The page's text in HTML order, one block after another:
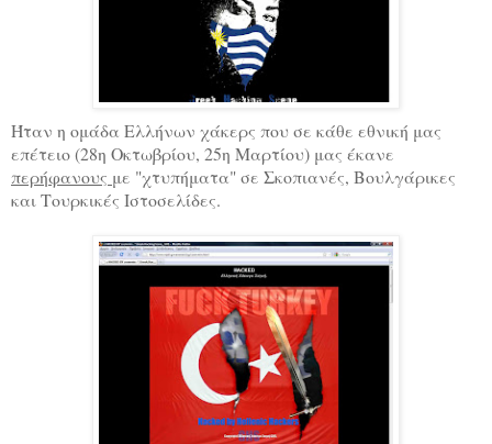
Ήταν η ομάδα Ελλήνων χάκερς που σε κάθε εθνική μας
επέτειο (28η Οκτωβρίου, 25η Μαρτίου) μας έκανε
περήφανους με "χτυπήματα" σε Σκοπιανές, Βουλγάρικες
και Τουρκικές Ιστοσελίδες.